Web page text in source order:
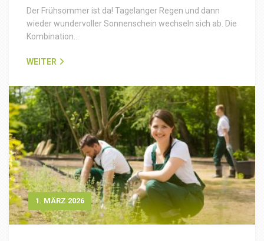
Der Frühsommer ist da! Tagelanger Regen und dann
wieder wundervoller Sonnenschein wechseln sich ab. Die
Kombination…
WEITER
1. MÄRZ 2026